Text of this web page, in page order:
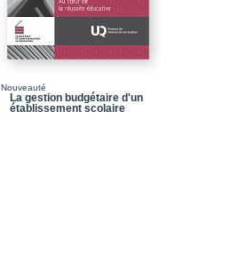
Chapitre 7_Processus
Partie 3_Facteurs et
de l'état
Chapitre 9_Fiscalité,
Nouveauté
La gestion budgétaire d'un
établissement scolaire